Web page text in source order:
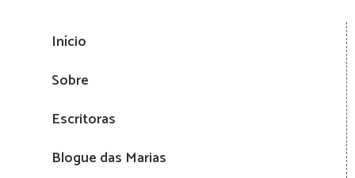
Início
Sobre
Escritoras
Blogue das Marias